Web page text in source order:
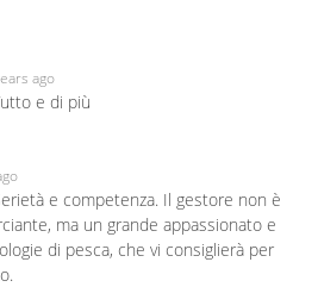
ago
e di più
e competenza. Il gestore non è
ma un grande appassionato e
di pesca, che vi consiglierà per